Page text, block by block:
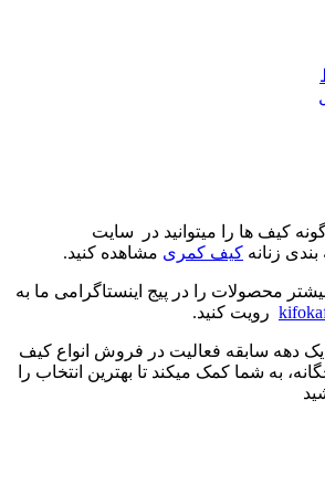
کیف ها را میتوانید در سایت
زنانه کیف کمری مشاهده کنید.
محصولات را در پیج اینستاگرامی ما به
رویت کنید.
یک دهه سابقه فعالیت در فروش انواع کیف
به شما کمک میکند تا بهترین انتخاب را